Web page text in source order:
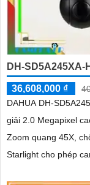
DH-SD5A245XA-
36,608,000 ₫
DAHUA DH-
giải 2.0 Megapixel
Zoom quang 45X,
Starlight cho phép